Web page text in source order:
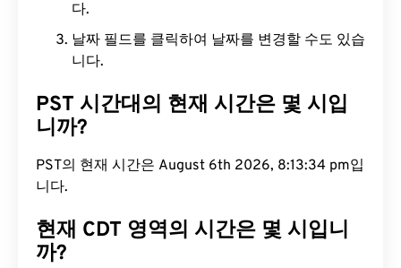
다.
날짜 필드를 클릭하여 날짜를 변경할 수도 있습
니다.
PST 시간대의 현재 시간은 몇 시입
니까?
PST의 현재 시간은 August 6th 2026, 8:13:35 pm입
니다.
현재 CDT 영역의 시간은 몇 시입니
까?